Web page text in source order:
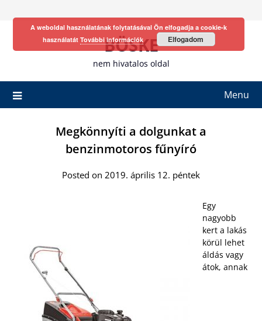
BÖSKE
nem hivatalos oldal
Menu
Megkönnyíti a dolgunkat a
benzinmotoros fűnyíró
Posted on 2019. április 12. péntek
Egy
nagyobb
kert a lakás
körül lehet
áldás vagy
átok, annak
A weboldal használatának folytatásával Ön elfogadja a cookie-k
használatát További információk Elfogadom